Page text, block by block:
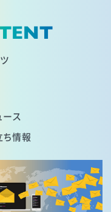
ス
ち情報